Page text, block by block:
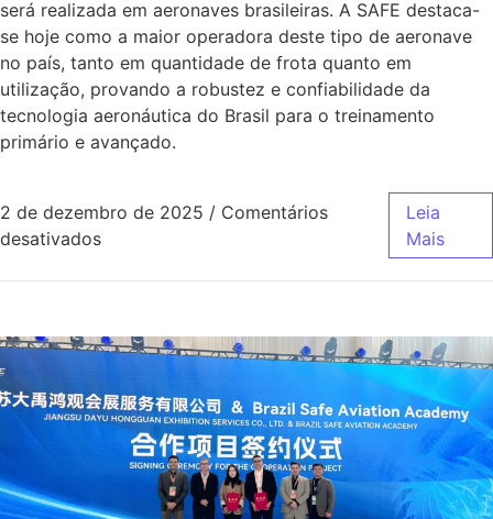
será realizada em aeronaves brasileiras. A SAFE destaca-
se hoje como a maior operadora deste tipo de aeronave
no país, tanto em quantidade de frota quanto em
utilização, provando a robustez e confiabilidade da
tecnologia aeronáutica do Brasil para o treinamento
primário e avançado.
2 de dezembro de 2025 / Comentários
desativados
Leia
Mais